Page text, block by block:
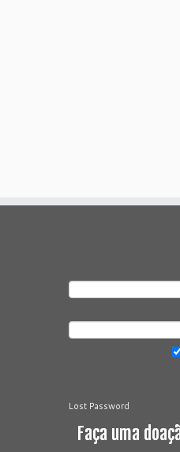
Lost Password
Faça uma